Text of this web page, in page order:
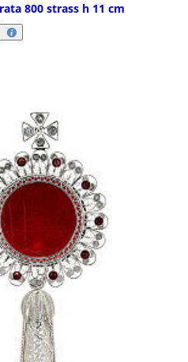
800 strass h 11 cm